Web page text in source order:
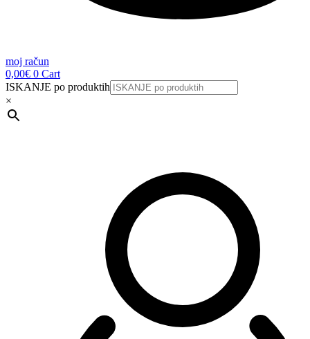
moj račun
0,00€ 0 Cart
ISKANJE po produktih
×